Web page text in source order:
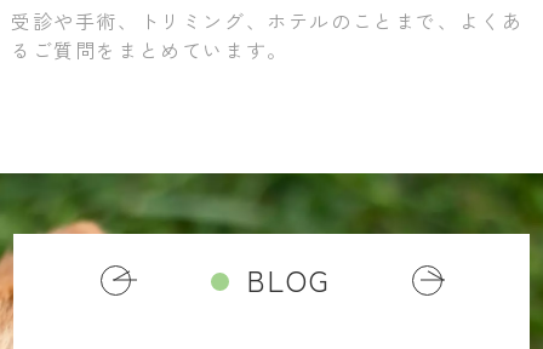
受診や手術、トリミング、ホテルのことまで、よくあ
るご質問をまとめています。
BLOG